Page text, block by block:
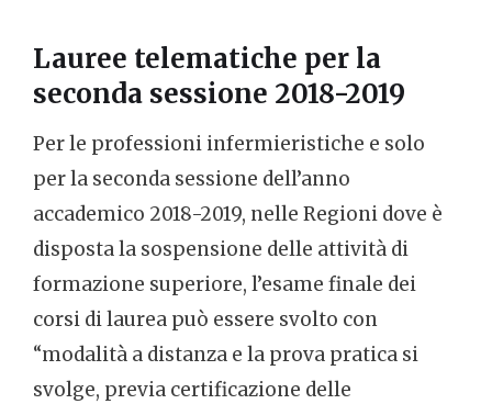
Lauree telematiche per la
seconda sessione 2018-2019
Per le professioni infermieristiche e solo
per la seconda sessione dell’anno
accademico 2018-2019, nelle Regioni dove è
disposta la sospensione delle attività di
formazione superiore, l’esame finale dei
corsi di laurea può essere svolto con
“modalità a distanza e la prova pratica si
svolge, previa certificazione delle